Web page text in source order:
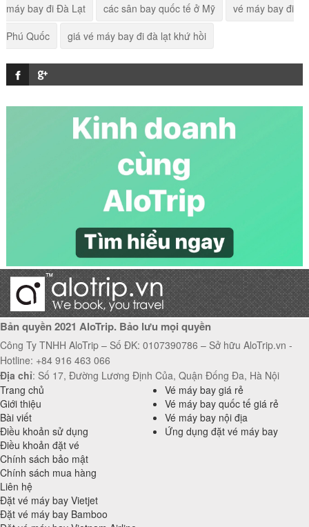
Vé máy bay TP. Hồ Chí Minh đi Melbourne giá rẻ
Vé máy bay Hà Nội đi Thành Đô giá rẻ
Vé máy bay Hải Phòng đi Vũng Tàu giá rẻ
máy bay đi Đà Lạt
các sân bay quốc tế ở Mỹ
vé máy bay đi
Phú Quốc
giá vé máy bay đi đà lạt khứ hồi
Bản quyền 2021 AloTrip. Bảo lưu mọi quyền
Công Ty TNHH AloTrip – Số ĐK: 0107390786 – Sở hữu AloTrip.vn -
Hotline: +84 916 463 066
Địa chỉ: Số 17, Đường Lương Định Của, Quận Đống Đa, Hà Nội
Trang chủ
Giới thiệu
Bài viết
Điều khoản sử dụng
Điều khoản đặt vé
Chính sách bảo mật
Chính sách mua hàng
Liên hệ
Vé máy bay giá rẻ
Vé máy bay quốc tế giá rẻ
Vé máy bay nội địa
Ứng dụng đặt vé máy bay
Đặt vé máy bay Vietjet
Đặt vé máy bay Bamboo